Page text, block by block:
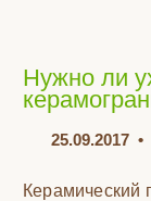
Нужно ли
25.09.2017 •
Керамический